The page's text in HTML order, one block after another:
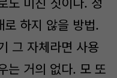
하지 않을 방법.
그 자체라면 사용
는 거의 없다. 모 또